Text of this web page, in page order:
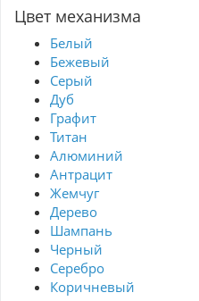
Цвет механизма
Белый
Бежевый
Серый
Дуб
Графит
Титан
Алюминий
Антрацит
Жемчуг
Дерево
Шампань
Черный
Серебро
Коричневый